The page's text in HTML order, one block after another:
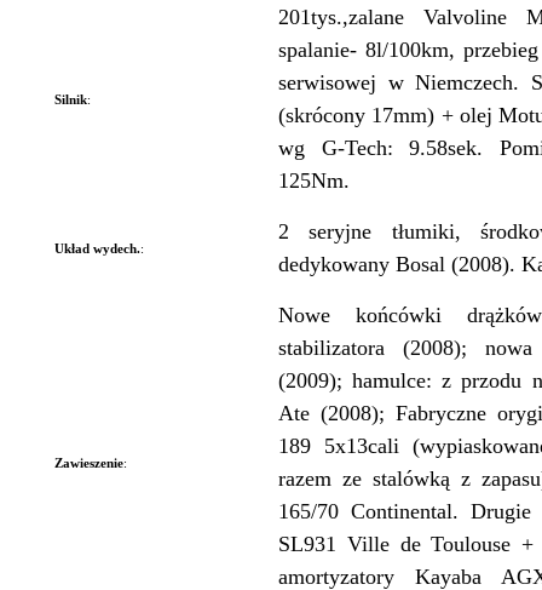
Silnik:
201tys.,zalane Valvoline
spalanie- 8l/100km,
serwisowej w Niemczech.
(skrócony 17mm) + olej
wg G-Tech: 9.58sek.
125Nm.
Układ wydech.:
2 seryjne tłumiki,
dedykowany Bosal (2008).
Zawieszenie:
Nowe końcówki
stabilizatora (2008);
(2009); hamulce: z przodu
Ate (2008); Fabryczne
189 5x13cali
razem ze stalówką z
165/70 Continental.
SL931 Ville de Toulouse
amortyzatory Kayaba